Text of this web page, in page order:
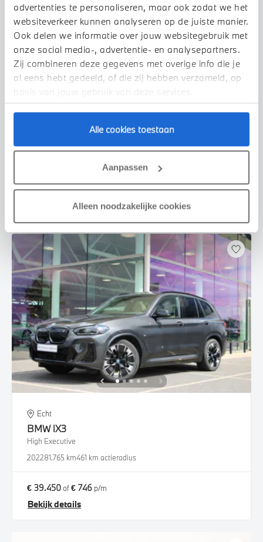
advertenties te personaliseren, maar ook zodat we het
websiteverkeer kunnen analyseren op de juiste manier.
Ook delen we informatie over jouw websitegebruik met
onze social media-, advertentie- en analysepartners.
Zij combineren deze gegevens met overige info die je
al eens hebt gedeeld, of die zij hebben verzameld, op
basis van jouw gebruik van deze services.
Alle cookies toestaan
Aanpassen
Alleen noodzakelijke cookies
Echt
€ 26.950of€ 510p/m
Bekijk details
Echt
BMW iX3
High Executive
202281.765 km461 km actieradius
€ 39.450of€ 746 p/m
Bekijk details